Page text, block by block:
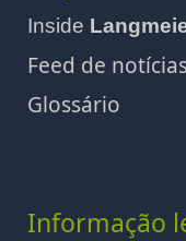
Inside
Feed de
Glossário
Informação